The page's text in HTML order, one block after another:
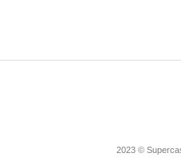
2023 ©